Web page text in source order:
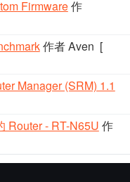
Firmware作
作者 Aven [
Manager (SRM) 1.1
Router - RT-N65U 作